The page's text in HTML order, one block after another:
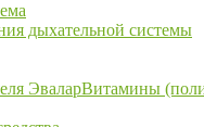
дыхательной системы
ЭваларВитамины